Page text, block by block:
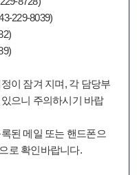
229-8039)
이 잠겨 지며, 각 담당부
으니 주의하시기 바랍
된 메일 또는 핸드폰으
로 확인바랍니다.